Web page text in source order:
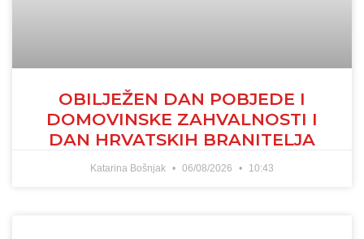
OBILJEŽEN DAN POBJEDE I
DOMOVINSKE ZAHVALNOSTI I
DAN HRVATSKIH BRANITELJA
Katarina Bošnjak 06/08/2026 10:43